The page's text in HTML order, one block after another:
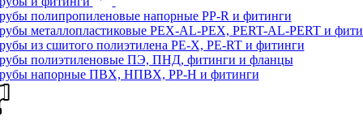
полипропиленовые напорные PP-R и фитинги
металлопластиковые PEX-AL-PEX, PERT-AL-PERT и
из сшитого полиэтилена PE-X, PE-RT и фитинги
полиэтиленовые ПЭ, ПНД, фитинги и фланцы
напорные ПВХ, НПВХ, PP-H и фитинги